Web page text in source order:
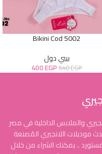
Bikini Cod 5002
بيبي دول
640EGP
400EGP
والملابس الداخلية في مصر
أحدث موديلات اللانجيري المُصنعة
.. يمكنك الشراء من خلال